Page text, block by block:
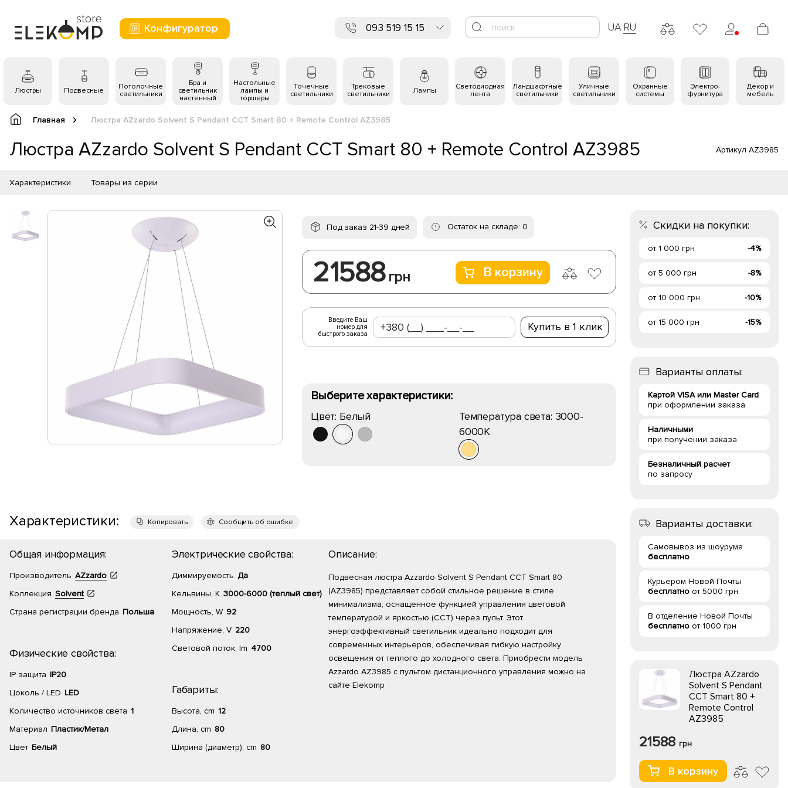
Конфигуратор 093 519 15 15 UA RU
Люстры Подвесные
Потолочные
светильники
Бра и
светильник
настенный
Настольные
лампы и
торшеры
Точечные
светильники
Трековые
светильники
Лампы
Светодиодная
лента
Ландшафтные
светильники
Уличные
светильники
Охранные
системы
Электро-
фурнитура
Декор и
мебель
Главная Люстра AZzardo Solvent S Pendant CCT Smart 80 + Remote Control AZ3985
Люстра AZzardo Solvent S Pendant CCT Smart 80 + Remote Control AZ3985 Артикул AZ3985
Характеристики Товары из серии
Под заказ 21-39 дней Остаток на складе: 0
21588 грн В корзину
Введите Ваш
номер для
быстрого заказа
Купить в 1 клик
Выберите характеристики:
Цвет: Белый Температура света: 3000-
6000K
Характеристики: Копировать Сообщить об ошибке
Общая информация:
Производитель AZzardo
Коллекция Solvent
Страна регистрации бренда Польша
Физические свойства:
IP защита IP20
Цоколь / LED LED
Количество источников света 1
Материал Пластик/Метал
Цвет Белый
Электрические свойства:
Диммируемость Да
Кельвины, К 3000-6000 (теплый свет)
Мощность, W 92
Напряжение, V 220
Световой поток, lm 4700
Габариты:
Высота, cm 12
Длина, cm 80
Ширина (диаметр), cm 80
Описание:
Подвесная люстра Azzardo Solvent S Pendant CCT Smart 80
(AZ3985) представляет собой стильное решение в стиле
минимализма, оснащенное функцией управления цветовой
температурой и яркостью (CCT) через пульт. Этот
энергоэффективный светильник идеально подходит для
современных интерьеров, обеспечивая гибкую настройку
освещения от теплого до холодного света. Приобрести модель
Azzardo AZ3985 с пультом дистанционного управления можно на
сайте Elekomp
Скидки на покупки:
от 1 000 грн -4%
от 5 000 грн -8%
от 10 000 грн -10%
от 15 000 грн -15%
Варианты оплаты:
Картой VISA или Master Card
при оформлении заказа
Наличными
при получении заказа
Безналичный расчет
по запросу
Варианты доставки:
Самовывоз из шоурума
бесплатно
Курьером Новой Почты
бесплатно от 5000 грн
В отделение Новой Почты
бесплатно от 1000 грн
Люстра AZzardo
Solvent S Pendant
CCT Smart 80 +
Remote Control
AZ3985
21588 грн
В корзину